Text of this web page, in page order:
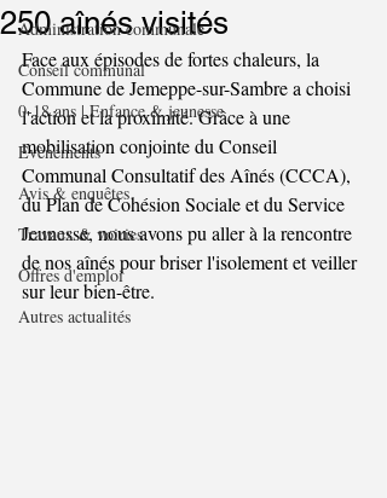
Administration communale
Conseil communal
0-18 ans | Enfance & jeunesse
Evènements
Avis & enquêtes
Travaux & voiries
Offres d'emploi
Autres actualités
250 aînés visités
Face aux épisodes de fortes chaleurs, la
Commune de Jemeppe-sur-Sambre a choisi
l'action et la proximité. Grâce à une
mobilisation conjointe du Conseil
Communal Consultatif des Aînés (CCCA),
du Plan de Cohésion Sociale et du Service
Jeunesse, nous avons pu aller à la rencontre
de nos aînés pour briser l'isolement et veiller
sur leur bien-être.